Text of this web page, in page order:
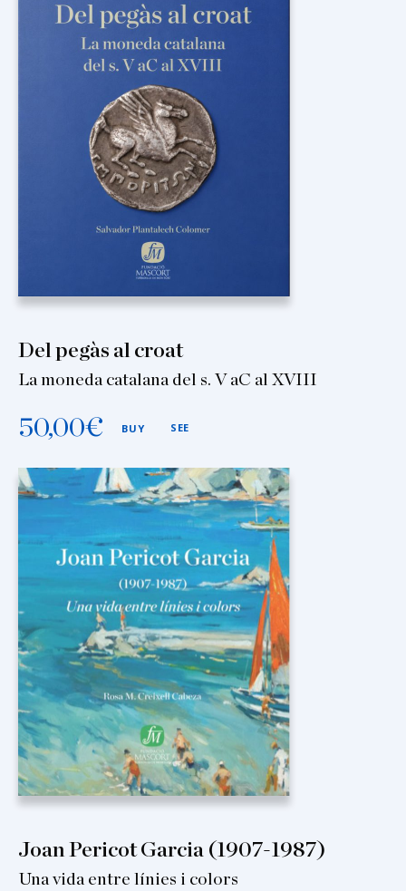
Del pegàs al croat
La moneda catalana del s. V aC al XVIII
50,00€ BUY SEE
Joan Pericot Garcia (1907-1987)
Una vida entre línies i colors